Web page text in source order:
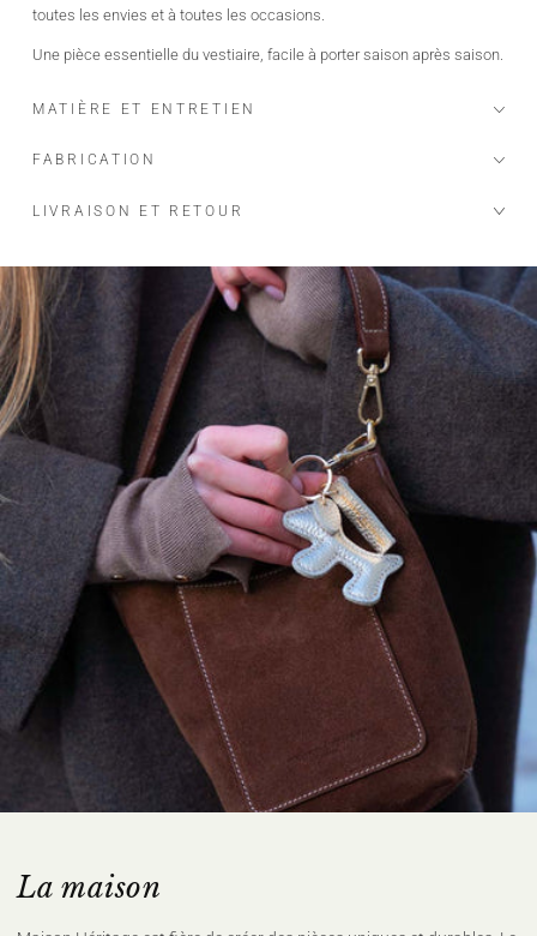
toutes les envies et à toutes les occasions.
Une pièce essentielle du vestiaire, facile à porter saison après saison.
MATIÈRE ET ENTRETIEN
FABRICATION
LIVRAISON ET RETOUR
La maison